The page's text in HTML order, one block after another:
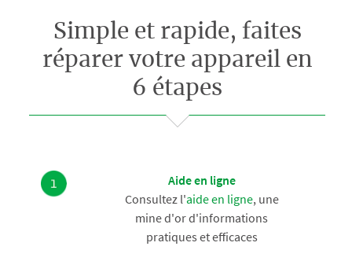
Simple et rapide, faites
réparer votre appareil en
6 étapes
Aide en ligne
Consultez l'aide en ligne, une
mine d'or d'informations
pratiques et efficaces